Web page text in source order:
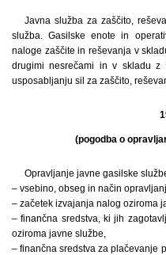
Javna služba za zaščito,
služba. Gasilske enote in
naloge zaščite in reševanja v
drugimi nesrečami in v skladu z
usposabljanju sil za zaščito,
(pogodba o
Opravljanje javne gasilske
– vsebino, obseg in način
– začetek izvajanja nalog oziroma
– finančna sredstva, ki jih
oziroma javne službe,
– finančna sredstva za plačevanje